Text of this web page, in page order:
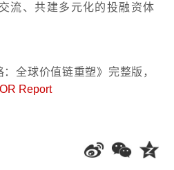
流、共建多元化的投融资体
全球价值链重塑》完整版，
Report